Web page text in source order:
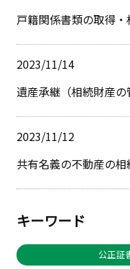
戸籍関係書類の取得
2023/11/14
遺産承継（相続財産
2023/11/12
共有名義の不動産の
キーワード
公正証